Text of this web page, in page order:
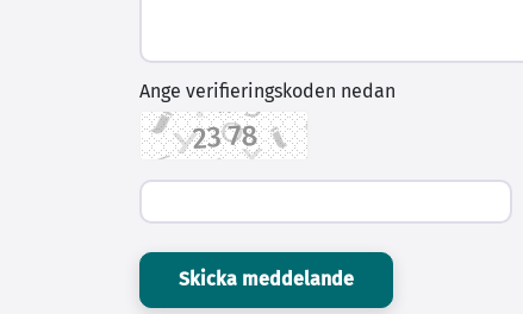
Ange verifieringskoden nedan
Skicka meddelande